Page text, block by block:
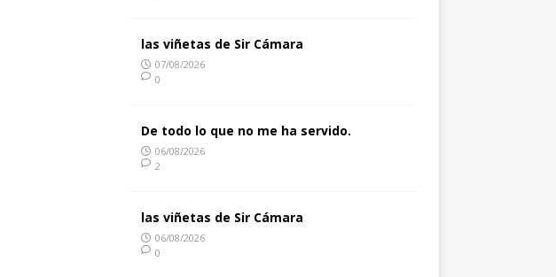
las viñetas de Sir Cámara
07/08/2026
0
De todo lo que no me ha servido.
06/08/2026
2
las viñetas de Sir Cámara
06/08/2026
0